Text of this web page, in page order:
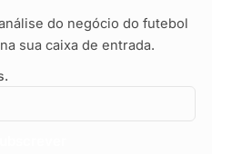
do negócio do futebol
sua caixa de entrada.